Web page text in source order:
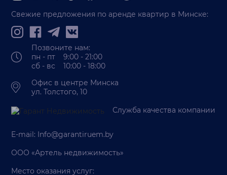
Свежие предложения по аренде квартир в Минске:
Позвоните нам:
пн - пт 9:00 - 21:00
сб - вс 10:00 - 18:00
Офис в центре Минска
ул. Толстого, 10
Служба качества компании
E-mail: Info@garantiruem.by
ООО «Артель недвижимость»
Место оказания услуг: